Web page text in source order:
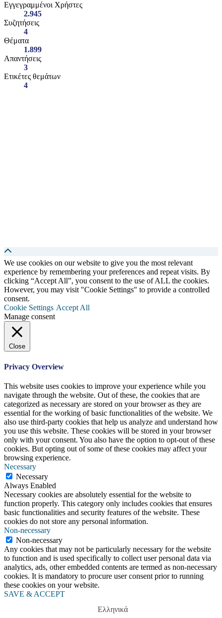
Εγγεγραμμένοι Χρήστες
2.945
Συζητήσεις
4
Θέματα
1.899
Απαντήσεις
3
Ετικέτες θεμάτων
4
We use cookies on our website to give you the most relevant
experience by remembering your preferences and repeat visits. By
clicking “Accept All”, you consent to the use of ALL the cookies.
However, you may visit "Cookie Settings" to provide a controlled
consent.
Cookie Settings Accept All
Manage consent
Close
Privacy Overview
This website uses cookies to improve your experience while you
navigate through the website. Out of these, the cookies that are
categorized as necessary are stored on your browser as they are
essential for the working of basic functionalities of the website. We
also use third-party cookies that help us analyze and understand how
you use this website. These cookies will be stored in your browser
only with your consent. You also have the option to opt-out of these
cookies. But opting out of some of these cookies may affect your
browsing experience.
Necessary
Necessary
Always Enabled
Necessary cookies are absolutely essential for the website to
function properly. This category only includes cookies that ensures
basic functionalities and security features of the website. These
cookies do not store any personal information.
Non-necessary
Non-necessary
Any cookies that may not be particularly necessary for the website
to function and is used specifically to collect user personal data via
analytics, ads, other embedded contents are termed as non-necessary
cookies. It is mandatory to procure user consent prior to running
these cookies on your website.
SAVE & ACCEPT
Ελληνικά